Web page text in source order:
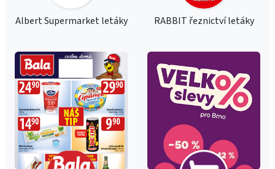
Albert Supermarket letáky RABBIT řeznictví letáky